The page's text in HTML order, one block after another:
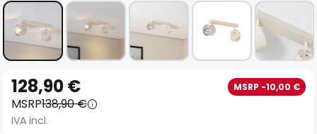
all'inizio
della
galleria
128,90 € MSRP -10,00 €
MSRP138,90 €
IVA incl.